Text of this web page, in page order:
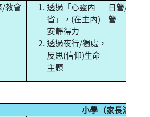
/教會
透過「心靈內
省」，(在主內)
安靜得力
透過夜行/獨處，
反思(信仰)生命
主題
日營/黃昏
營
小學（家長活動）